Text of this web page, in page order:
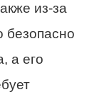
из-за
безопасно
а его